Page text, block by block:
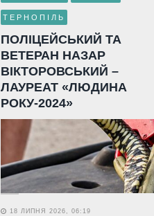
ТЕРНОПІЛЬ
ПОЛІЦЕЙСЬКИЙ ТА
ВЕТЕРАН НАЗАР
ВІКТОРОВСЬКИЙ –
ЛАУРЕАТ «ЛЮДИНА
РОКУ-2024»
18 ЛИПНЯ 2026, 06:19